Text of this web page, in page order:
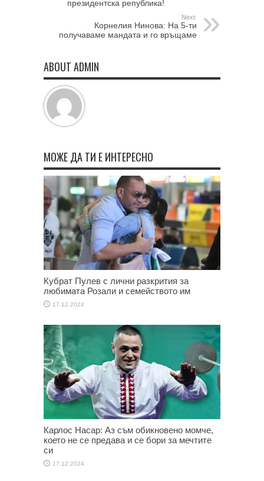
президентска република!
Next:
Корнелия Нинова: На 5-ти
получаваме мандата и го връщаме
ABOUT ADMIN
МОЖЕ ДА ТИ Е ИНТЕРЕСНО
Кубрат Пулев с лични разкрития за
любимата Розали и семейството им
17.12.2024
Карлос Насар: Аз съм обикновено момче,
което не се предава и се бори за мечтите
си
17.12.2024